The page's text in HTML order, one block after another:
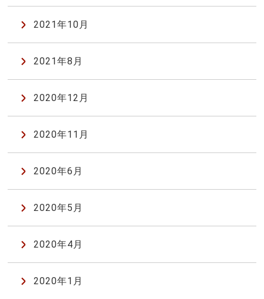
2021年10月
2021年8月
2020年12月
2020年11月
2020年6月
2020年5月
2020年4月
2020年1月